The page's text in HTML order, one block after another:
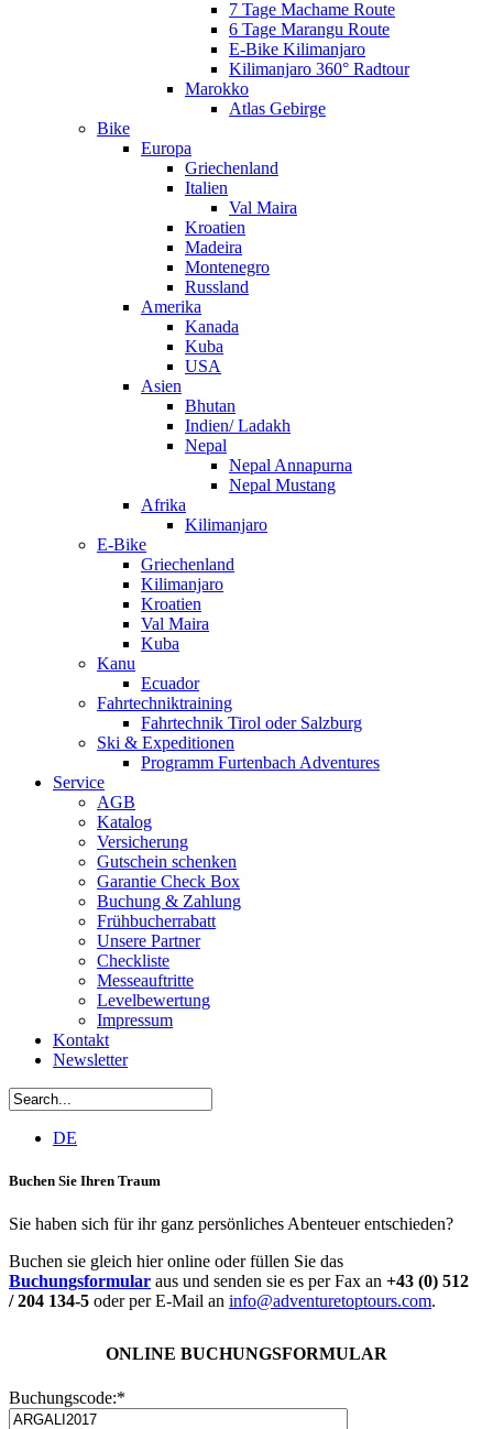
7 Tage Machame Route
6 Tage Marangu Route
E-Bike Kilimanjaro
Kilimanjaro 360° Radtour
Marokko
Atlas Gebirge
Bike
Europa
Griechenland
Italien
Val Maira
Kroatien
Madeira
Montenegro
Russland
Amerika
Kanada
Kuba
USA
Asien
Bhutan
Indien/ Ladakh
Nepal
Nepal Annapurna
Nepal Mustang
Afrika
Kilimanjaro
E-Bike
Griechenland
Kilimanjaro
Kroatien
Val Maira
Kuba
Kanu
Ecuador
Fahrtechniktraining
Fahrtechnik Tirol oder Salzburg
Ski & Expeditionen
Programm Furtenbach Adventures
Service
AGB
Katalog
Versicherung
Gutschein schenken
Garantie Check Box
Buchung & Zahlung
Frühbucherrabatt
Unsere Partner
Checkliste
Messeauftritte
Levelbewertung
Impressum
Kontakt
Newsletter
DE
Buchen Sie Ihren Traum
Sie haben sich für ihr ganz persönliches Abenteuer entschieden?
Buchen sie gleich hier online oder füllen Sie das
Buchungsformular aus und senden sie es per Fax an +43 (0) 512
/ 204 134-5 oder per E-Mail an info@adventuretoptours.com.
ONLINE BUCHUNGSFORMULAR
Buchungscode:*